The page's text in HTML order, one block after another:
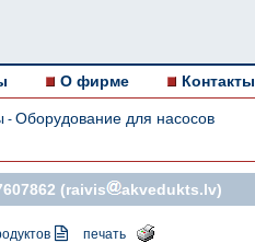
О фирме Контакты
- Оборудование для насосов
(raivis akvedukts.lv)
печать